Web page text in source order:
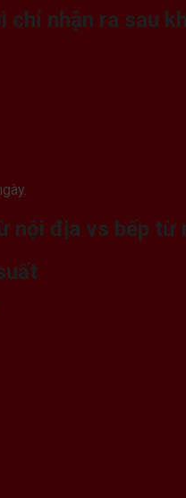
chỉ nhận ra sau
nội địa vs bếp từ